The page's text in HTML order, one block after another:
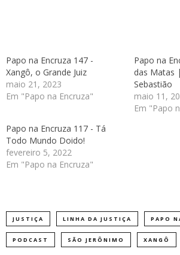
Papo na Encruza 147 -
Xangô, o Grande Juiz
maio 21, 2023
Em "Papo na Encruza"
Papo na
das Matas
Sebastião
maio 11,
Em "Papo
Papo na Encruza 117 - Tá
Todo Mundo Doido!
fevereiro 5, 2022
Em "Papo na Encruza"
JUSTIÇA LINHA DA JUSTIÇA PAPO
PODCAST SÃO JERÔNIMO XANGÔ